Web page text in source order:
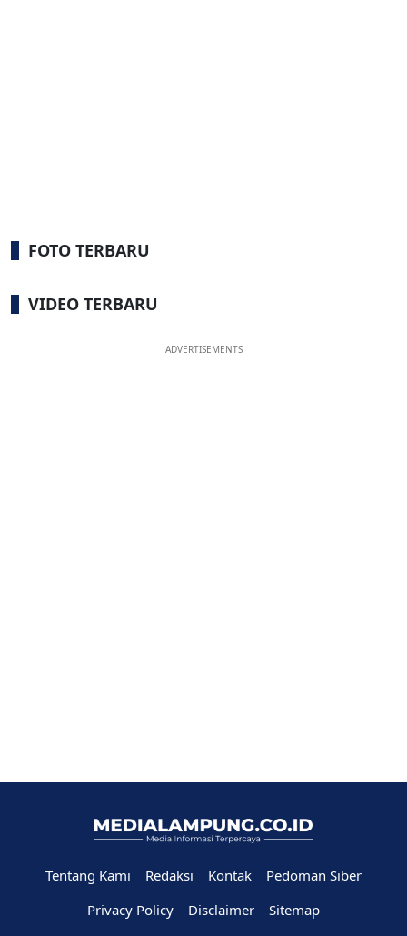
FOTO TERBARU
VIDEO TERBARU
ADVERTISEMENTS
Tentang Kami Redaksi Kontak
Pedoman Siber
Privacy Policy
Disclaimer Sitemap